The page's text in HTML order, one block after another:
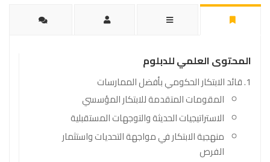
المحتوى العلمي للدبلوم
قائد الابتكار الحكومي بأفضل الممارسات
المقومات المتقدمة للابتكار المؤسسي
الاستراتيجيات الحديثة والتوجهات المستقبلية
منهجية الابتكار في مواجهة التحديات واستثمار
الفرص